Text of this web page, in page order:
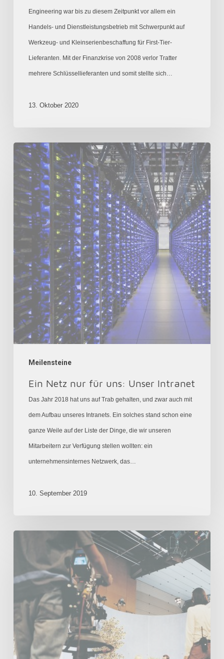
Engineering war bis zu diesem Zeitpunkt vor allem ein
Handels- und Dienstleistungsbetrieb mit Schwerpunkt auf
Werkzeug- und Kleinserienbeschaffung für First-Tier-
Lieferanten. Mit der Finanzkrise von 2008 verlor Tratter
mehrere Schlüssellieferanten und somit stellte sich…
13. Oktober 2020
Meilensteine
Ein
Netz
für
uns:
Unser
Intranet
Ein Netz nur für uns: Unser Intranet
Das Jahr 2018 hat uns auf Trab gehalten, und zwar auch mit
dem Aufbau unseres Intranets. Ein solches stand schon eine
ganze Weile auf der Liste der Dinge, die wir unseren
Mitarbeitern zur Verfügung stellen wollten: ein
unternehmensinternes Netzwerk, das…
10. September 2019
Reportage
dem
Nichts